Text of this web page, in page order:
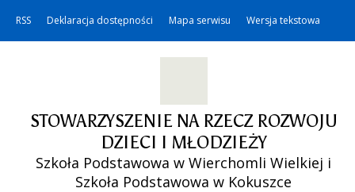
RSS Deklaracja dostępności Mapa serwisu Wersja tekstowa
STOWARZYSZENIE NA RZECZ ROZWOJU
DZIECI I MŁODZIEŻY
Szkoła Podstawowa w Wierchomli Wielkiej i
Szkoła Podstawowa w Kokuszce